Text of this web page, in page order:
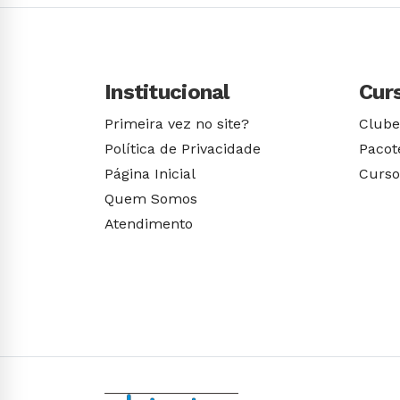
Institucional
Primeira vez no site?
Política de Privacidade
Página Inicial
Quem Somos
Atendimento